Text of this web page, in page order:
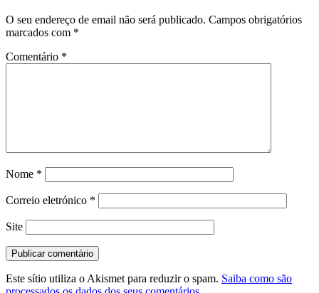
O seu endereço de email não será publicado. Campos obrigatórios
marcados com *
Comentário *
Nome *
Correio eletrónico *
Site
Este sítio utiliza o Akismet para reduzir o spam. Saiba como são